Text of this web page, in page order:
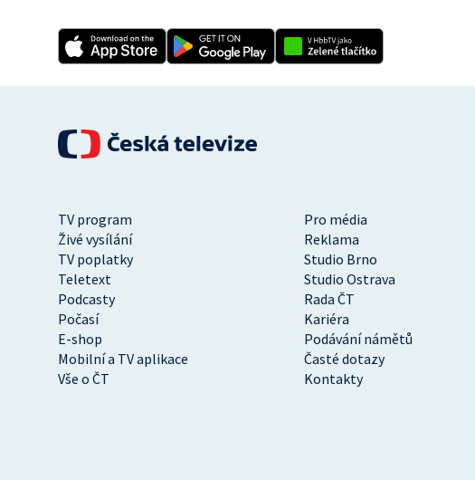
TV program
Pro média
Živé vysílání
Reklama
TV poplatky
Studio Brno
Teletext
Studio Ostrava
Podcasty
Rada ČT
Počasí
Kariéra
E-shop
Podávání námětů
Mobilní a TV aplikace
Časté dotazy
Vše o ČT
Kontakty